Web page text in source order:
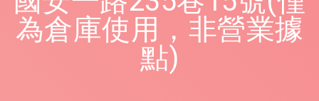
為倉庫使用，非營業據
點)